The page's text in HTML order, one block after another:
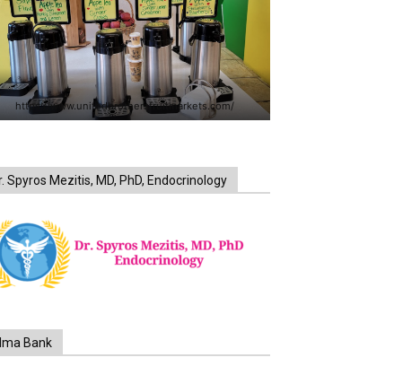
https://www.unitedbrothersfruitmarkets.com/
Spyros Mezitis, MD, PhD, Endocrinology
Bank